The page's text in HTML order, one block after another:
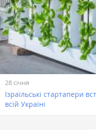
28 січня
Ізраїльські стартапери
всій Україні